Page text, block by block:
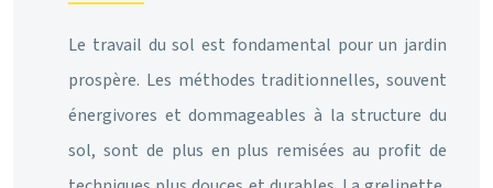
Le travail du sol est fondamental pour un jardin
prospère. Les méthodes traditionnelles, souvent
énergivores et dommageables à la structure du
sol, sont de plus en plus remisées au profit de